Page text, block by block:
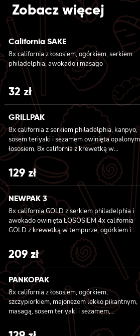
Zobacz więcej
California SAKE
8x california z łososiem, ogórkiem, serkiem
philadelphia, awokado i masago
32 zł
GRILLPAK
8x california z serkiem philadelphia, kanpyo,
sosem teriyaki i sezamem owinięta opalonym
łososiem, 8x california z krewetką w
tempurze, majonezem lekko pikantnym,
ogórkiem, sezamem i masago, 6x futomaki z
pieczonym łososiem, serkiem philadelphia,
awokado, ogórkiem, kanpyo i sałatą, sosem
teriyaki i sezamem, 6x futomaki z surimi,
kanpyo i ogórkiem, 6x futomaki z krewetką w
tempurze, ogórkiem, sałatą i majonezem
lekko pikantnym, 8x maki z ogórkiem
129 zł
NEWPAK 3
8x california GOLD z serkiem philadelphia i
awokado owinięta ŁOSOSIEM4x california
GOLD z krewetką w tempurze, ogórkiem i
majonezem lekko pikantnym owinięta
WĘGORZEM 4x california GOLD z krewetką
w tempurze, ogórkiem i majonezem lekko
pikantnym owinięta TUŃCZYKIEM 4x
california GOLD z krewetką w tempurze,
ogórkiem i majonezem lekko pikantnym
owinięta KREWETKĄ 4x california GOLD z
krewetką w tempurze, ogórkiem i
majonezem lekko pikantnym owinięta
209zł
PANKOPAK
8x california z łososiem, ogórkiem,
szczypiorkiem, majonezem lekko pikantnym,
masagą, sosem teriyaki i sezamem,
panierowane w chrupiącej panko, 8x
california z węgorzem , krewetką, imbirem,